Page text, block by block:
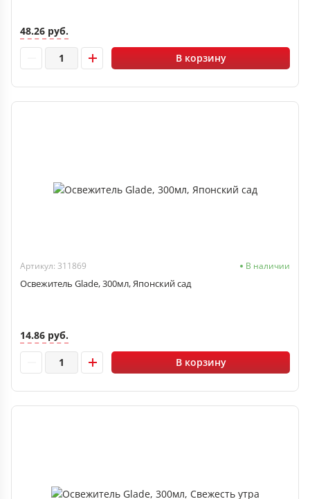
48.26 руб.
В корзину
Артикул: 311869 В наличии
Освежитель Glade, 300мл, Японский сад
14.86 руб.
В корзину